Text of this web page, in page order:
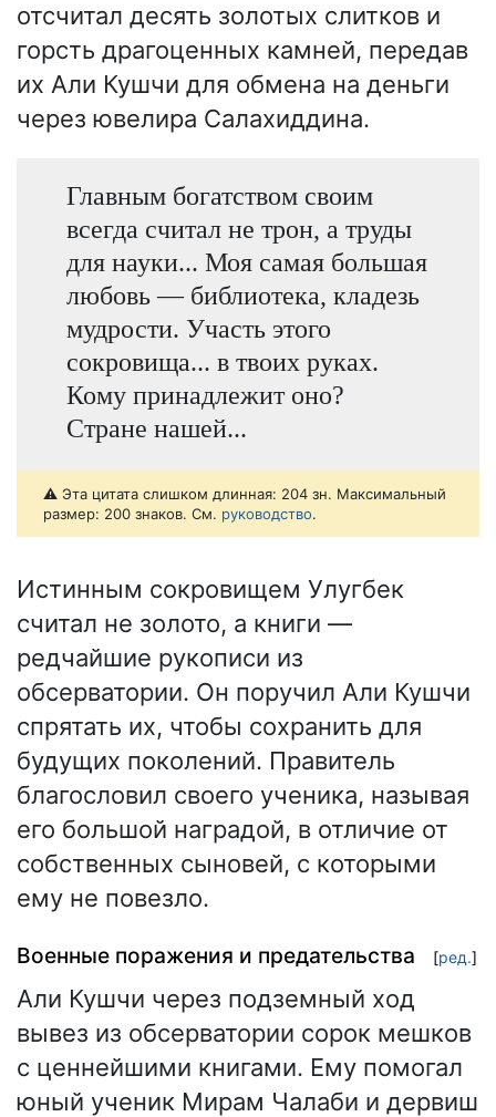
отсчитал десять золотых слитков и
горсть драгоценных камней, передав
их Али Кушчи для обмена на деньги
через ювелира Салахиддина.
Главным богатством своим
всегда считал не трон, а труды
для науки... Моя самая большая
любовь — библиотека, кладезь
мудрости. Участь этого
сокровища... в твоих руках.
Кому принадлежит оно?
Стране нашей...
⚠️ Эта цитата слишком длинная: 204 зн. Максимальный
размер: 200 знаков. См. руководство.
Истинным сокровищем Улугбек
считал не золото, а книги —
редчайшие рукописи из
обсерватории. Он поручил Али Кушчи
спрятать их, чтобы сохранить для
будущих поколений. Правитель
благословил своего ученика, называя
его большой наградой, в отличие от
собственных сыновей, с которыми
ему не повезло.
Военные поражения и предательства [ред.]
Али Кушчи через подземный ход
вывез из обсерватории сорок мешков
с ценнейшими книгами. Ему помогал
юный ученик Мирам Чалаби и дервиш